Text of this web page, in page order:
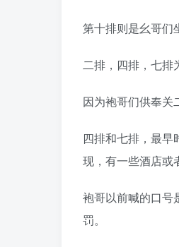
第十排则是幺哥们
二排，四排，七排
因为袍哥们供奉关
四排和七排，最
现，有一些酒店或
袍哥以前喊的口号
罚。